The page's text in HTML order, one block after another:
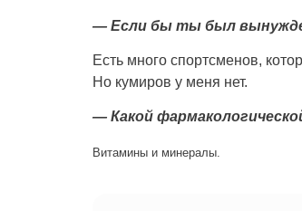
— Если бы ты был
Есть много спортсменов,
Но кумиров у меня нет.
— Какой
Витамины и минералы.